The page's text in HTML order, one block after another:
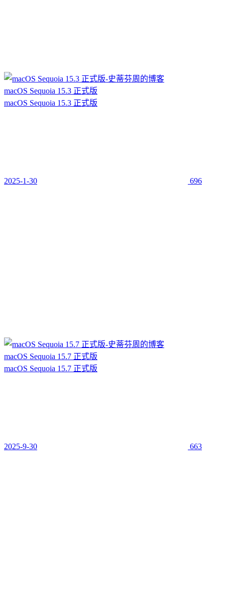
macOS Sequoia 15.3 正式版
macOS Sequoia 15.3 正式版
2025-1-30 696
macOS Sequoia 15.7 正式版
macOS Sequoia 15.7 正式版
2025-9-30 663